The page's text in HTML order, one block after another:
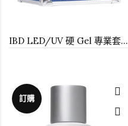
IBD LED/UV 硬 Gel 專業套裝
訂購